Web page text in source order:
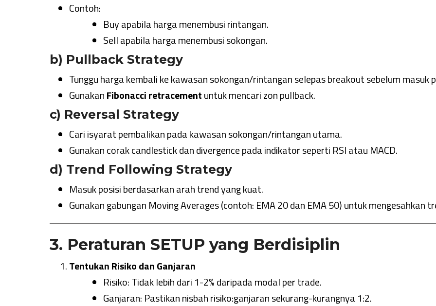
Contoh:
Buy apabila harga menembusi rintangan.
Sell apabila harga menembusi sokongan.
b) Pullback Strategy
Tunggu harga kembali ke kawasan sokongan/rintangan selepas breakout sebelum masuk
GunakanFibonacci retracementuntuk mencari zon pullback.
c) Reversal Strategy
Cari isyarat pembalikan pada kawasan sokongan/rintangan utama.
Gunakan corak candlestick dan divergence pada indikator seperti RSI atau MACD.
d) Trend Following Strategy
Masuk posisi berdasarkan arah trend yang kuat.
Gunakan gabungan Moving Averages (contoh: EMA 20 dan EMA 50) untuk mengesahkan
3. Peraturan SETUP yang Berdisiplin
Tentukan Risiko dan Ganjaran
Risiko: Tidak lebih dari 1-2% daripada modal per trade.
Ganjaran: Pastikan nisbah risiko:ganjaran sekurang-kurangnya 1:2.